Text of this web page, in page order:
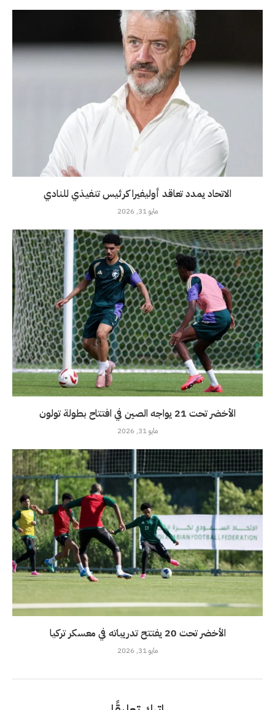
الاتحاد يمدد تعاقد أوليفيرا كرئيس تنفيذي للنادي
مايو 31, 2026
الأخضر تحت 21 يواجه الصين في افتتاح بطولة تولون
مايو 31, 2026
الأخضر تحت 20 يفتتح تدريباته في معسكر تركيا
مايو 31, 2026